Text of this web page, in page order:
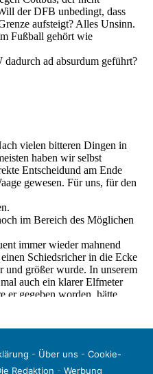
- Über uns - Cookie-
Redaktion - Werbung